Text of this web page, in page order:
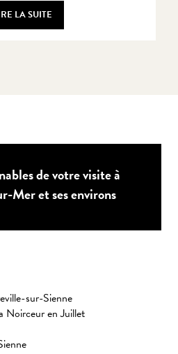
LA SUITE
de votre visite à
Mer et ses environs
sur-Sienne
Noirceur en Juillet